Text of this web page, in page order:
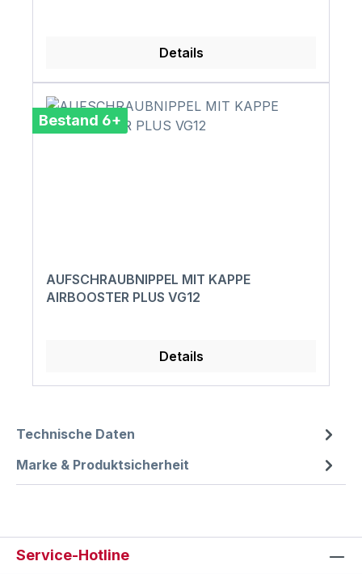
Details
Bestand 6+
AUFSCHRAUBNIPPEL MIT KAPPE
AIRBOOSTER PLUS VG12
Details
Technische Daten
Marke & Produktsicherheit
Service-Hotline